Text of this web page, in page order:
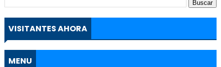
VISITANTES AHORA
MENU